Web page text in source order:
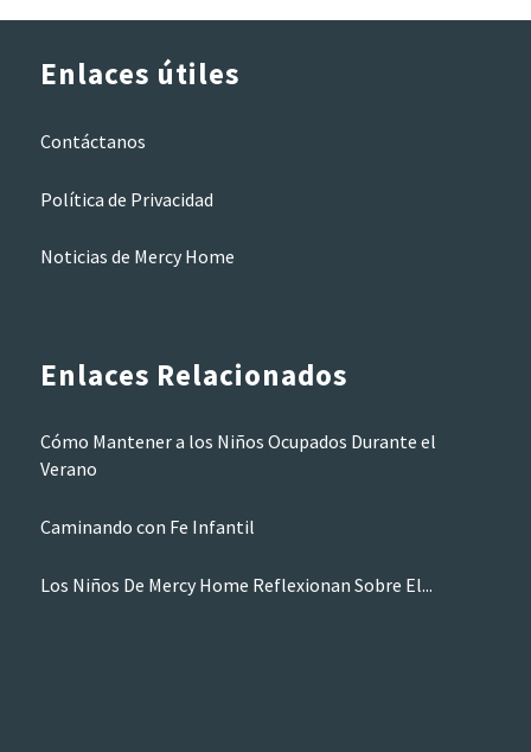
Enlaces útiles
Contáctanos
Política de Privacidad
Noticias de Mercy Home
Enlaces Relacionados
Cómo Mantener a los Niños Ocupados Durante el
Verano
Caminando con Fe Infantil
Los Niños De Mercy Home Reflexionan Sobre El...